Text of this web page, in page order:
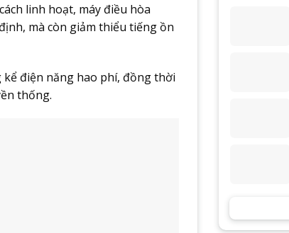
linh hoạt, máy điều hòa
mà còn giảm thiểu tiếng ồn
điện năng hao phí, đồng thời
thống.